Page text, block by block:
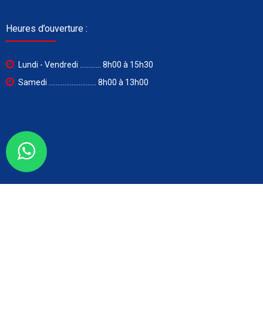
Heures d’ouverture :
Lundi - Vendredi ............ 8h00 à 15h30
Samedi ........................... 8h00 à 13h00